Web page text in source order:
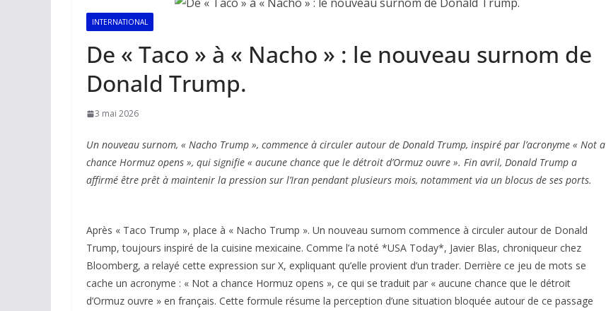
INTERNATIONAL
De « Taco » à « Nacho » : le nouveau surnom de
Donald Trump.
3 mai 2026
Un nouveau surnom, « Nacho Trump », commence à circuler autour de Donald Trump, inspiré par l’acronyme « Not a
chance Hormuz opens », qui signifie « aucune chance que le détroit d’Ormuz ouvre ». Fin avril, Donald Trump a
affirmé être prêt à maintenir la pression sur l’Iran pendant plusieurs mois, notamment via un blocus de ses ports.
Après « Taco Trump », place à « Nacho Trump ». Un nouveau surnom commence à circuler autour de Donald
Trump, toujours inspiré de la cuisine mexicaine. Comme l’a noté *USA Today*, Javier Blas, chroniqueur chez
Bloomberg, a relayé cette expression sur X, expliquant qu’elle provient d’un trader. Derrière ce jeu de mots se
cache un acronyme : « Not a chance Hormuz opens », ce qui se traduit par « aucune chance que le détroit
d’Ormuz ouvre » en français. Cette formule résume la perception d’une situation bloquée autour de ce passage